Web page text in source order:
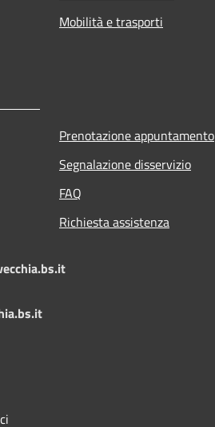
Mobilità e trasporti
Prenotazione appuntamento
Segnalazione disservizio
FAQ
Richiesta assistenza